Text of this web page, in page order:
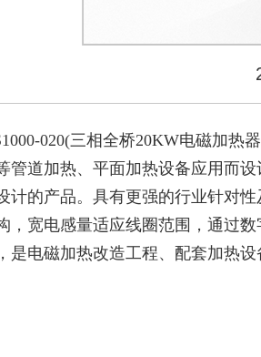
020(三相全桥20KW电磁加
管道加热、平面加热设备应用而
计的产品。具有更强的行业针对
，宽电感量适应线圈范围，通过
是电磁加热改造工程、配套加热设